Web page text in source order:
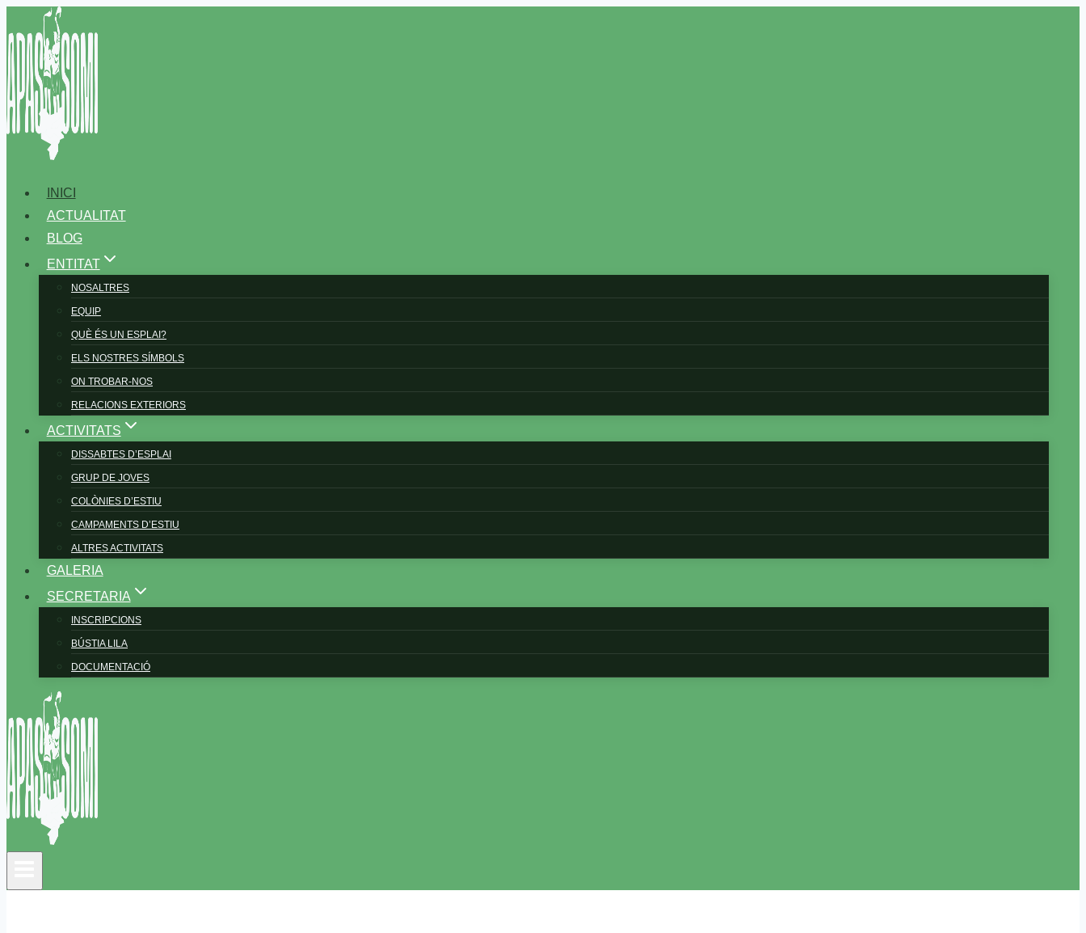
al
contingut
INICI
ACTUALITAT
BLOG
ENTITAT
NOSALTRES
EQUIP
QUÈ ÉS UN ESPLAI?
ELS NOSTRES SÍMBOLS
ON TROBAR-NOS
RELACIONS EXTERIORS
ACTIVITATS
DISSABTES D’ESPLAI
GRUP DE JOVES
COLÒNIES D’ESTIU
CAMPAMENTS D’ESTIU
ALTRES ACTIVITATS
GALERIA
SECRETARIA
INSCRIPCIONS
BÚSTIA LILA
DOCUMENTACIÓ